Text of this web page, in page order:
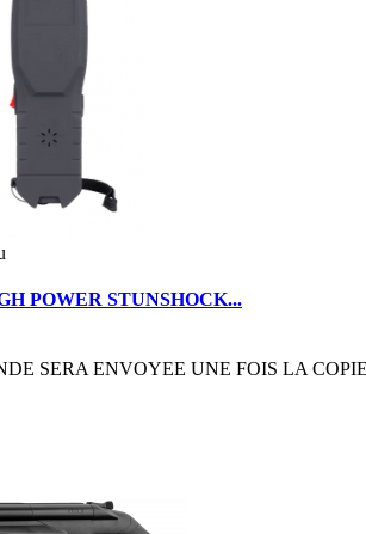
POWER STUNSHOCK...
SERA ENVOYEE UNE FOIS LA